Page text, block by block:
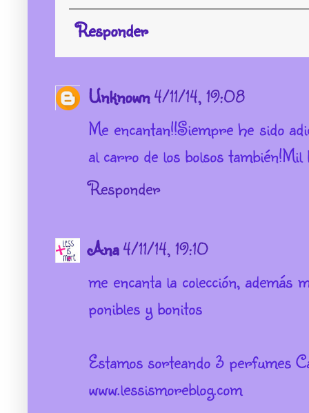
Responder
Unknown4/11/14, 19:08
Me encantan!!Siempre he sido
al carro de los bolsos también!Mil
Responder
Ana4/11/14, 19:10
me encanta la colección,
ponibles y bonitos
Estamos sorteando 3 perfumes
www.lessismoreblog.com